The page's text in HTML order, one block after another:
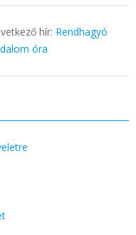
hír: Rendhagyó
óra